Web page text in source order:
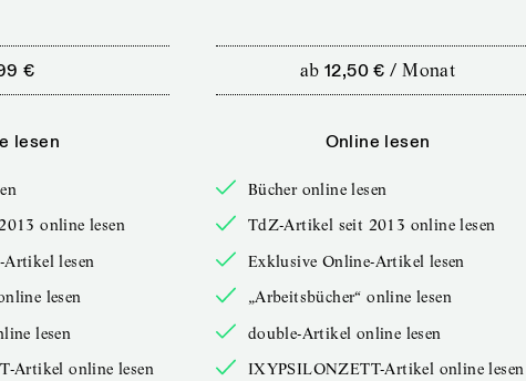
€
lesen
online lesen
lesen
lesen
lesen
Artikel online lesen
ab 12,50 € /Monat
Online lesen
Bücher online lesen
TdZ-Artikel seit 2013 online lesen
Exklusive Online-Artikel lesen
„Arbeitsbücher“ online lesen
double-Artikel online lesen
IXYPSILONZETT-Artikel online lesen